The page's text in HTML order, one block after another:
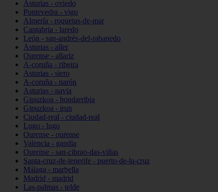
Asturias - oviedo
Pontevedra - vigo
Almería - roquetas-de-mar
Cantabria - laredo
León - san-andrés-del-rabanedo
Asturias - aller
Ourense - allariz
A-coruña - ribeira
Asturias - siero
A-coruña - narón
Asturias - navia
Gipuzkoa - hondarribia
Gipuzkoa - irun
Ciudad-real - ciudad-real
Lugo - lugo
Ourense - ourense
Valencia - gandia
Ourense - san-cibrao-das-viñas
Santa-cruz-de-tenerife - puerto-de-la-cruz
Málaga - marbella
Madrid - madrid
Las-palmas - telde